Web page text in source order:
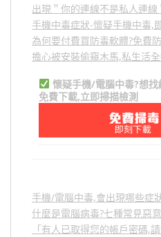
出現＂你的連線不是私人連線
手機中毒症狀-懷疑手機中毒,
為何要付費買防毒軟體?免費
擔心被安裝偷窺木馬,私生活
懷疑手機/電腦中毒?想
免費下載,立即掃描檢測
手機/電腦中毒,會出現哪些症
什麼是電腦病毒?七種常見惡
「有人已取得您的帳戶密碼,